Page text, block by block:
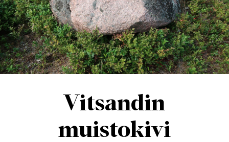
Vitsandin
muistokivi